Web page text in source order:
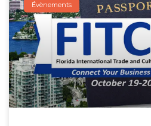
Évènements